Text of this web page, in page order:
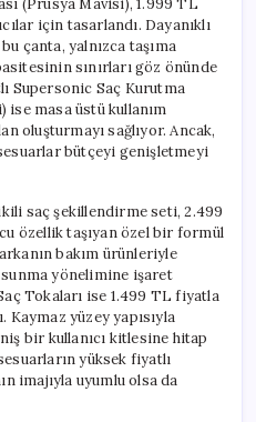
için tasarlandı. Dayanıklı
çanta, yalnızca taşıma
sınırları göz önünde
Supersonic Saç Kurutma
ise masa üstü kullanım
oluşturmayı sağlıyor. Ancak,
bütçeyi genişletmeyi
saç şekillendirme seti, 2.499
özellik taşıyan özel bir formül
bakım ürünleriyle
yönelimine işaret
Tokaları ise 1.499 TL fiyatla
Kaymaz yüzey yapısıyla
bir kullanıcı kitlesine hitap
yüksek fiyatlı
imajıyla uyumlu olsa da